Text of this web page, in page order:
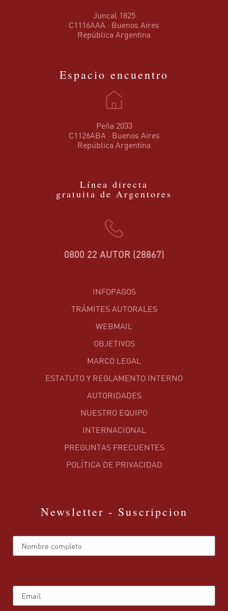
Juncal 1825
C1116AAA · Buenos Aires
República Argentina
Espacio encuentro
Peña 2033
C1126ABA · Buenos Aires
República Argentina
Línea directa
gratuita de Argentores
0800 22 AUTOR (28867)
INFOPAGOS
TRÁMITES AUTORALES
WEBMAIL
OBJETIVOS
MARCO LEGAL
ESTATUTO Y REGLAMENTO INTERNO
AUTORIDADES
NUESTRO EQUIPO
INTERNACIONAL
PREGUNTAS FRECUENTES
POLÍTICA DE PRIVACIDAD
Newsletter - Suscripcion